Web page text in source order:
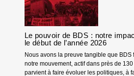
Le pouvoir de BDS : notre
le début de l’année 2026
Nous avons la preuve tangible que BDS
notre mouvement, actif dans près de 130
parvient à faire évoluer les politiques, à